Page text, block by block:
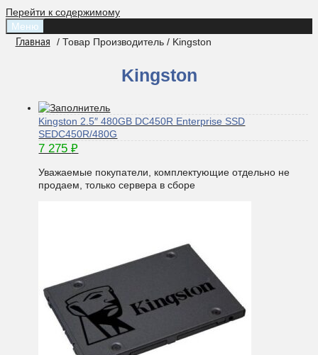
Перейти к содержимому
Меню
Главная / Товар Производитель / Kingston
Kingston
Kingston 2.5″ 480GB DC450R Enterprise SSD
SEDC450R/480G
7 275₽
Уважаемые покупатели, комплектующие отдельно не
продаем, только сервера в сборе